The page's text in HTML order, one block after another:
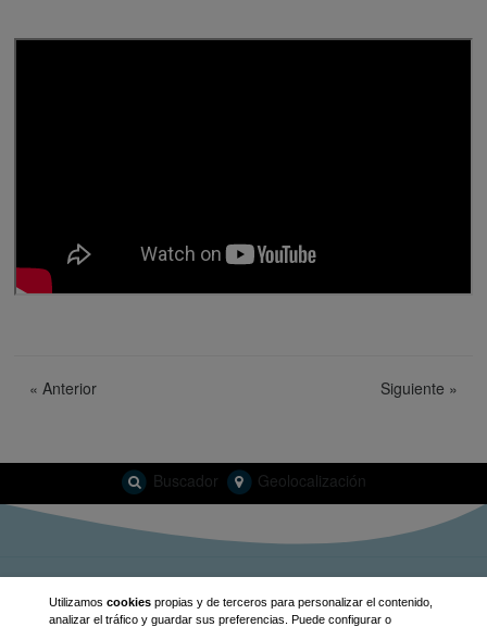
«Anterior Siguiente »
Buscador Geolocalización
info@guiabalaguer.cat
Utilizamos cookiespropias y de terceros para personalizar el contenido,
analizar el tráfico y guardar sus preferencias. Puede configurar o